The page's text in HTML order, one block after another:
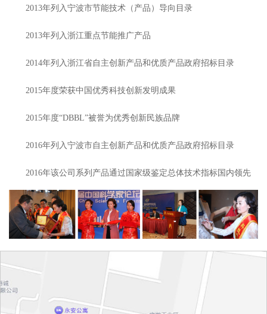
2013年列入宁波市节能技术（产品）导向目录
2013年列入浙江重点节能推广产品
2014年列入浙江省自主创新产品和优质产品政府招标目录
2015年度荣获中国优秀科技创新发明成果
2015年度“DBBL”被誉为优秀创新民族品牌
2016年列入宁波市自主创新产品和优质产品政府招标目录
2016年该公司系列产品通过国家级鉴定总体技术指标国内领先